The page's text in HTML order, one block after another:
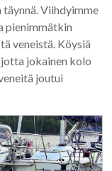
täynnä. Viihdyimme
pienimmätkin
veneistä. Köysiä
jokainen kolo
joutui